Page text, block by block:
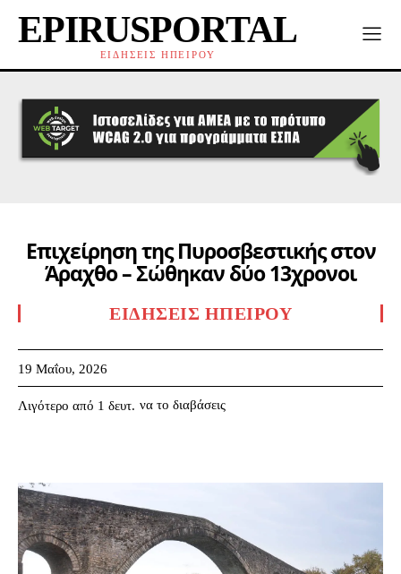
EPIRUSPORTAL
ΕΙΔΗΣΕΙΣ ΗΠΕΙΡΟΥ
Επιχείρηση της Πυροσβεστικής στον
Άραχθο – Σώθηκαν δύο 13χρονοι
ΕΙΔΉΣΕΙΣ ΗΠΕΊΡΟΥ
19 Μαΐου, 2026
Λιγότερο από 1 δευτ. να το διαβάσεις